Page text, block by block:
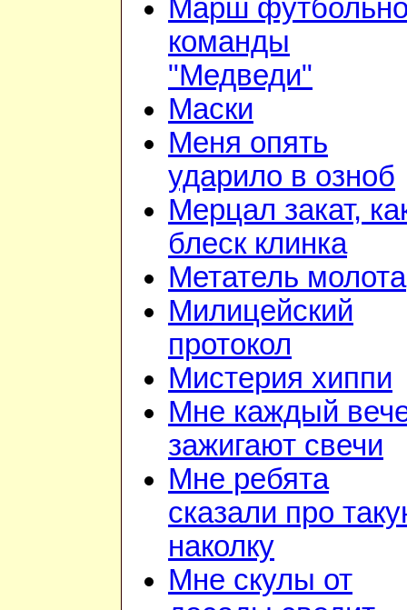
Марш
команды
"Медведи"
Маски
Меня опять
ударило в озноб
Мерцал закат,
блеск клинка
Метатель молота
Милицейский
протокол
Мистерия хиппи
Мне каждый
зажигают свечи
Мне ребята
сказали про
наколку
Мне скулы от